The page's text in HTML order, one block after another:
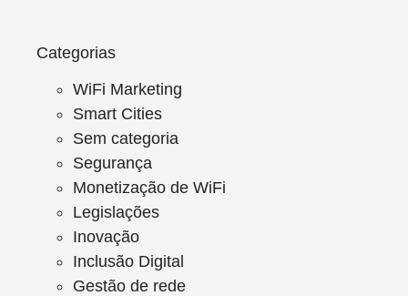
Categorias
WiFi Marketing
Smart Cities
Sem categoria
Segurança
Monetização de WiFi
Legislações
Inovação
Inclusão Digital
Gestão de rede